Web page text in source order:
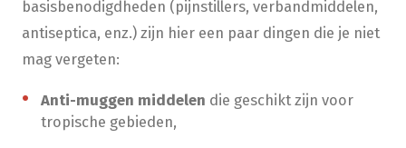
basisbenodigdheden (pijnstillers, verbandmiddelen,
antiseptica, enz.) zijn hier een paar dingen die je niet
mag vergeten:
Anti-muggen middelen die geschikt zijn voor
tropische gebieden,